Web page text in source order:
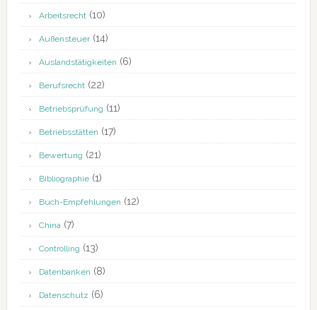
Arbeitsrecht(10)
Außensteuer(14)
Auslandstätigkeiten (6)
Berufsrecht(22)
Betriebsprüfung (11)
Betriebsstätten (17)
Bewertung (21)
Bibliographie(1)
Buch-Empfehlungen (12)
China(7)
Controlling (13)
Datenbanken (8)
Datenschutz (6)